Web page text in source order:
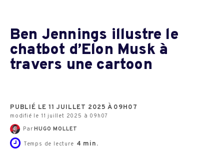
Ben Jennings illustre le
chatbot d’Elon Musk à
travers une cartoon
PUBLIÉ LE 11 JUILLET 2025 À 09H07
modifié le 11 juillet 2025 à 09h07
Par HUGO MOLLET
Temps de lecture 4 min.